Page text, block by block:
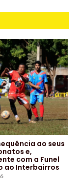
ao seus
e,
com a Funel
ao Interbairros